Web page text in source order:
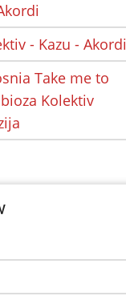
- Kazu - Akordi
Take me to
Kolektiv